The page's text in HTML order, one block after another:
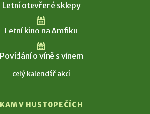
Letní otevřené sklepy
Letní kino na Amfiku
Povídání o víně s vínem
celý kalendář akcí
KAM V HUSTOPEČÍCH